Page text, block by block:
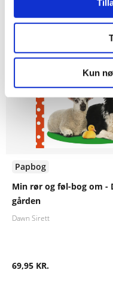
Kun
Andre har
Papbog
Min rør og føl-bog om -
gården
Dawn Sirett
69,95 KR.